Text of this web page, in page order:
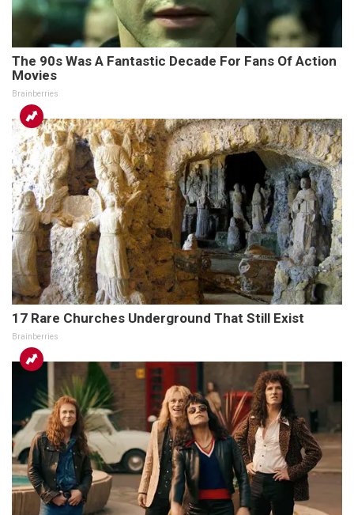
The 90s Was A Fantastic Decade For Fans Of Action
Movies
Brainberries
17 Rare Churches Underground That Still Exist
Brainberries